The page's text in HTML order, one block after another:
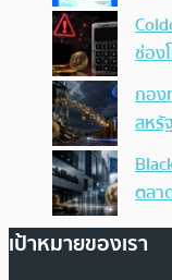
ช่อง
กอง
สหรั
ตลา
เป้าหมายของเรา